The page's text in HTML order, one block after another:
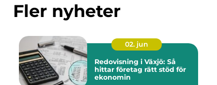
Fler nyheter
02. jun
Redovisning i Växjö: Så
hittar företag rätt stöd för
ekonomin